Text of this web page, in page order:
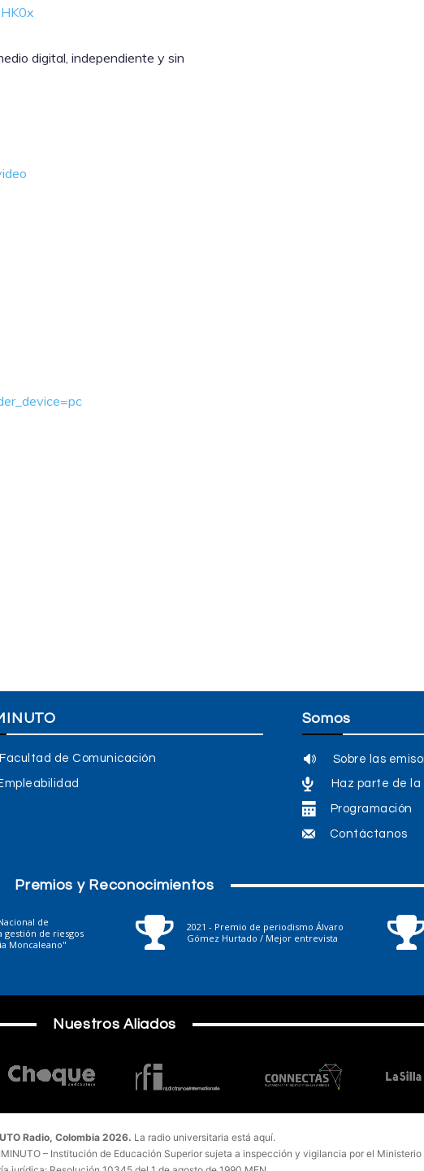
digital, independiente y sin
Facultad de Comunicación
Somos
Sobre las
Haz parte de la
Programación
Contáctanos
Premios y Reconocimientos
de
gestión de riesgos
Moncaleano"
2021 - Premio de periodismo Álvaro
Gómez Hurtado / Mejor entrevista
Nuestros Aliados
Radio, Colombia 2026. La radio universitaria está aquí.
– Institución de Educación Superior sujeta a inspección y vigilancia por el